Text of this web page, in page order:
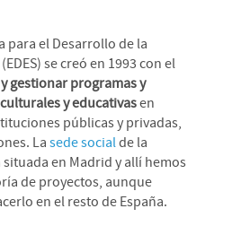
para el Desarrollo de la
se creó en 1993 con el
gestionar programas y
y educativasen
públicas y privadas,
La sede socialde la
situada en Madrid y allí hemos
de proyectos, aunque
en el resto de España.